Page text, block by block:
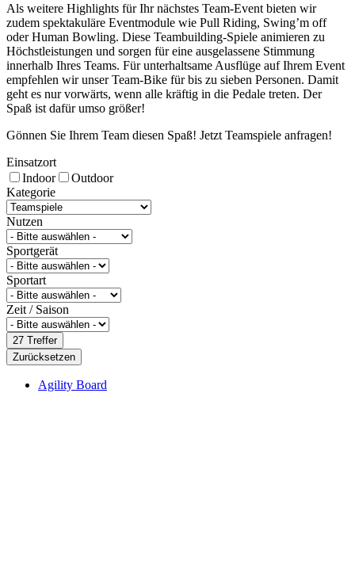
Als weitere Highlights für Ihr nächstes Team-Event bieten wir
zudem spektakuläre Eventmodule wie Pull Riding, Swing’m off
oder Human Bowling. Diese Teambuilding-Spiele animieren zu
Höchstleistungen und sorgen für eine ausgelassene Stimmung
innerhalb Ihres Teams. Für unterhaltsame Ausflüge auf Ihrem Event
empfehlen wir unser Team-Bike für bis zu sieben Personen. Damit
geht es nur vorwärts, wenn alle kräftig in die Pedale treten. Der
Spaß ist dafür umso größer!
Gönnen Sie Ihrem Team diesen Spaß! Jetzt Teamspiele anfragen!
Einsatzort
Indoor
Outdoor
Kategorie
Nutzen
Sportgerät
Sportart
Zeit / Saison
27 Treffer
Zurücksetzen
Agility Board